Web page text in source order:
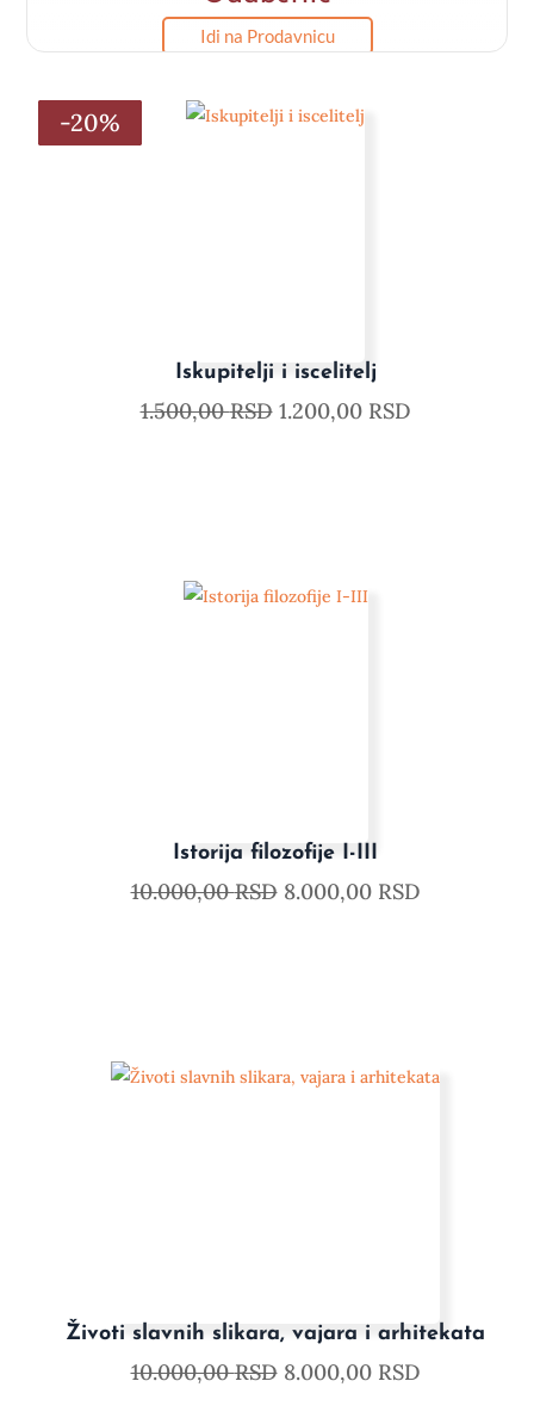
Idi na Prodavnicu
-20%
Iskupitelji i iscelitelj
1.500,00RSD 1.200,00 RSD
-20%
Istorija filozofije I-III
10.000,00RSD 8.000,00 RSD
-20%
Životi slavnih slikara, vajara i arhitekata
10.000,00RSD 8.000,00 RSD
-20%
-20%
-20%